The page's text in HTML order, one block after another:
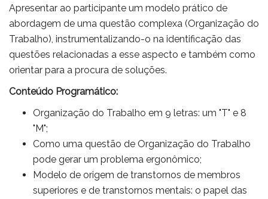
Apresentar ao participante um modelo prático de
abordagem de uma questão complexa (Organização do
Trabalho), instrumentalizando-o na identificação das
questões relacionadas a esse aspecto e também como
orientar para a procura de soluções.
Conteúdo Programático:
Organização do Trabalho em 9 letras: um "T" e 8
"M";
Como uma questão de Organização do Trabalho
pode gerar um problema ergonômico;
Modelo de origem de transtornos de membros
superiores e de transtornos mentais: o papel das